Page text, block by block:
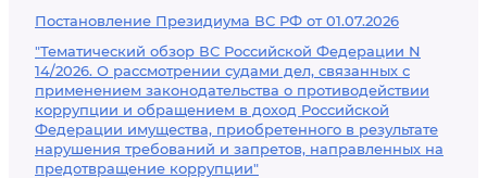
Постановление Президиума ВС РФ от 01.07.2026
"Тематический обзор ВС Российской Федерации N
14/2026. О рассмотрении судами дел, связанных с
применением законодательства о противодействии
коррупции и обращением в доход Российской
Федерации имущества, приобретенного в результате
нарушения требований и запретов, направленных на
предотвращение коррупции"